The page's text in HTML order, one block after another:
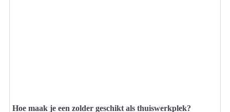
Hoe maak je een zolder geschikt als thuiswerkplek?